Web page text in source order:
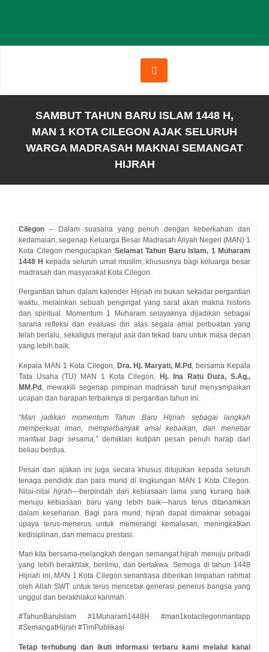
SAMBUT TAHUN BARU ISLAM 1448 H,
MAN 1 KOTA CILEGON AJAK SELURUH
WARGA MADRASAH MAKNAI SEMANGAT
HIJRAH
Cilegon – Dalam suasana yang penuh dengan keberkahan dan
kedamaian, segenap Keluarga Besar Madrasah Aliyah Negeri (MAN) 1
Kota Cilegon mengucapkan Selamat Tahun Baru Islam, 1 Muharam
1448 H
kepada seluruh umat muslim, khususnya bagi keluarga besar
madrasah dan masyarakat Kota Cilegon.
Pergantian tahun dalam kalender Hijriah ini bukan sekadar pergantian
waktu, melainkan sebuah pengingat yang sarat akan makna historis
dan spiritual. Momentum 1 Muharam selayaknya dijadikan sebagai
sarana refleksi dan evaluasi diri atas segala amal perbuatan yang
telah berlalu, sekaligus merajut asa dan tekad baru untuk masa depan
yang lebih baik.
Kepala MAN 1 Kota Cilegon, Dra. Hj. Maryati, M.Pd , bersama Kepala
Tata Usaha (TU) MAN 1 Kota Cilegon,Hj. Ina Ratu Duza, S.Ag.,
MM.Pd , mewakili segenap pimpinan madrasah turut menyampaikan
ucapan dan harapan terbaiknya di pergantian tahun ini.
“Mari jadikan momentum Tahun Baru Hijriah sebagai langkah
memperkuat iman, memperbanyak amal kebaikan, dan menebar
manfaat bagi sesama,”demikian kutipan pesan penuh harap dari
beliau berdua.
Pesan dan ajakan ini juga secara khusus ditujukan kepada seluruh
tenaga pendidik dan para murid di lingkungan MAN 1 Kota Cilegon.
Nilai-nilai hijrah—berpindah dari kebiasaan lama yang kurang baik
menuju kebiasaan baru yang lebih baik—harus terus ditanamkan
dalam keseharian. Bagi para murid, hijrah dapat dimaknai sebagai
upaya terus-menerus untuk memerangi kemalasan, meningkatkan
kedisiplinan, dan memacu prestasi.
Mari kita bersama-melangkah dengan semangat hijrah menuju pribadi
yang lebih berakhlak, berilmu, dan bertakwa. Semoga di tahun 1448
Hijriah ini, MAN 1 Kota Cilegon senantiasa diberikan limpahan rahmat
oleh Allah SWT untuk terus mencetak generasi penerus bangsa yang
unggul dan berakhlakul karimah.
#TahunBaruIslam #1Muharam1448H #man1kotacilegonmantapp
#SemangatHijrah #TimPublikasi
Tetap terhubung dan ikuti informasi terbaru kami melalui kanal